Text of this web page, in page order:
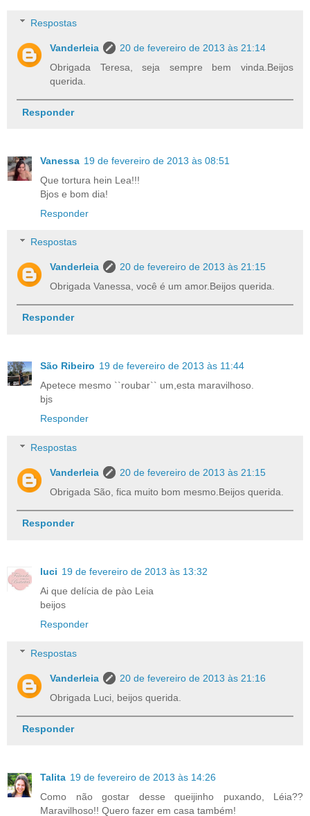
Respostas
Vanderleia
20 de fevereiro de 2013 às 21:14
Obrigada Teresa, seja sempre bem vinda.Beijos
querida.
Responder
Vanessa 19 de fevereiro de 2013 às 08:51
Que tortura hein Lea!!!
Bjos e bom dia!
Responder
Respostas
Vanderleia
20 de fevereiro de 2013 às 21:15
Obrigada Vanessa, você é um amor.Beijos querida.
Responder
São Ribeiro 19 de fevereiro de 2013 às 11:44
Apetece mesmo ``roubar`` um,esta maravilhoso.
bjs
Responder
Respostas
Vanderleia
20 de fevereiro de 2013 às 21:15
Obrigada São, fica muito bom mesmo.Beijos querida.
Responder
luci 19 de fevereiro de 2013 às 13:32
Ai que delícia de pào Leia
beijos
Responder
Respostas
Vanderleia
20 de fevereiro de 2013 às 21:16
Obrigada Luci, beijos querida.
Responder
Talita 19 de fevereiro de 2013 às 14:26
Como não gostar desse queijinho puxando, Léia??
Maravilhoso!! Quero fazer em casa também!